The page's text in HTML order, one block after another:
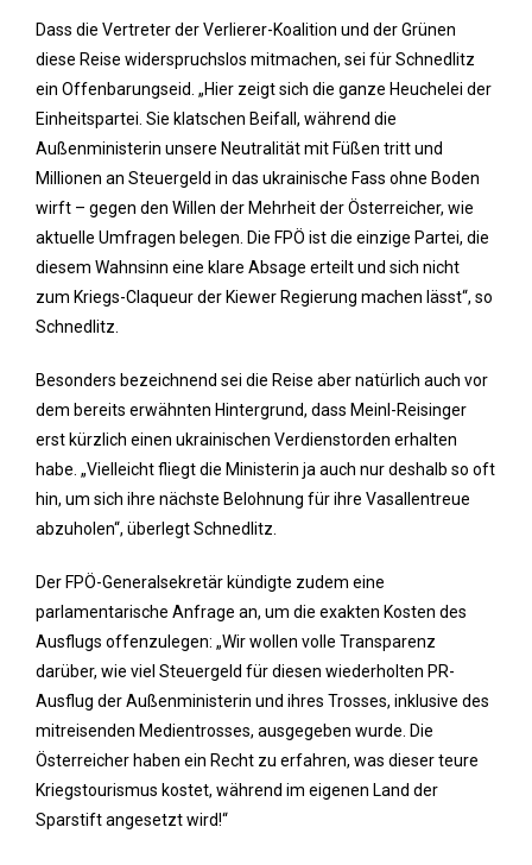
Dass die Vertreter der Verlierer-Koalition und der Grünen
diese Reise widerspruchslos mitmachen, sei für Schnedlitz
ein Offenbarungseid. „Hier zeigt sich die ganze Heuchelei der
Einheitspartei. Sie klatschen Beifall, während die
Außenministerin unsere Neutralität mit Füßen tritt und
Millionen an Steuergeld in das ukrainische Fass ohne Boden
wirft – gegen den Willen der Mehrheit der Österreicher, wie
aktuelle Umfragen belegen. Die FPÖ ist die einzige Partei, die
diesem Wahnsinn eine klare Absage erteilt und sich nicht
zum Kriegs-Claqueur der Kiewer Regierung machen lässt“, so
Schnedlitz.
Besonders bezeichnend sei die Reise aber natürlich auch vor
dem bereits erwähnten Hintergrund, dass Meinl-Reisinger
erst kürzlich einen ukrainischen Verdienstorden erhalten
habe. „Vielleicht fliegt die Ministerin ja auch nur deshalb so oft
hin, um sich ihre nächste Belohnung für ihre Vasallentreue
abzuholen“, überlegt Schnedlitz.
Der FPÖ-Generalsekretär kündigte zudem eine
parlamentarische Anfrage an, um die exakten Kosten des
Ausflugs offenzulegen: „Wir wollen volle Transparenz
darüber, wie viel Steuergeld für diesen wiederholten PR-
Ausflug der Außenministerin und ihres Trosses, inklusive des
mitreisenden Medientrosses, ausgegeben wurde. Die
Österreicher haben ein Recht zu erfahren, was dieser teure
Kriegstourismus kostet, während im eigenen Land der
Sparstift angesetzt wird!“